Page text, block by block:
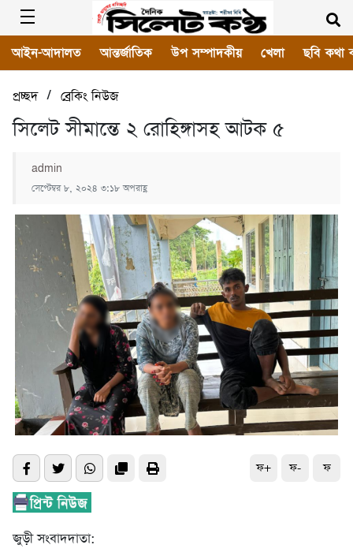
আইন-আদালত আন্তর্জাতিক উপ সম্পাদকীয় খেলা ছবি কথা
প্রচ্ছদ/ ব্রেকিং নিউজ
সিলেট সীমান্তে ২ রোহিঙ্গাসহ আটক ৫
admin
সেপ্টেম্বর ৮, ২০২৪ ৩:১৮ অপরাহ্ণ
ফ+ ফ- ফ
জুড়ী সংবাদদাতা: